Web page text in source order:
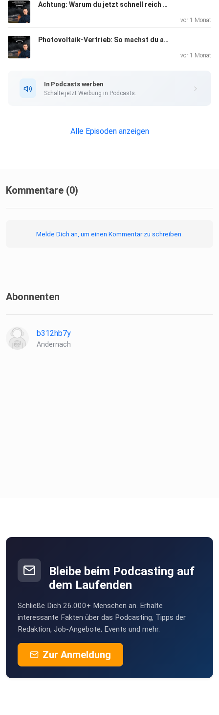
Achtung: Warum du jetzt schnell reich werden musst! (Photovoltaikvertrieb)
vor 1 Monat
Photovoltaik-Vertrieb: So machst du aus „Ich möchte noch abwarten/vergleichen“ einen Abschluss!
vor 1 Monat
In Podcasts werben
Schalte jetzt Werbung in Podcasts.
Alle Episoden anzeigen
Kommentare (0)
Melde Dich an, um einen Kommentar zu schreiben.
Abonnenten
b312hb7y
Andernach
Bleibe beim Podcasting auf
dem Laufenden
Schließe Dich 26.000+ Menschen an. Erhalte
interessante Fakten über das Podcasting, Tipps der
Redaktion, Job-Angebote, Events und mehr.
Zur Anmeldung